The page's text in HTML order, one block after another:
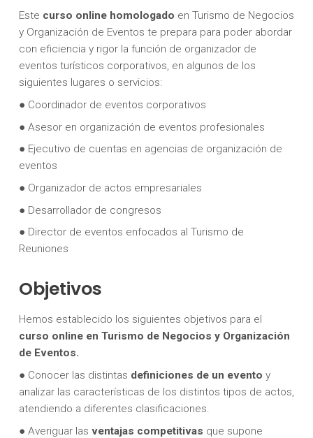
Este curso online homologado en Turismo de Negocios
y Organización de Eventos te prepara para poder abordar
con eficiencia y rigor la función de organizador de
eventos turísticos corporativos, en algunos de los
siguientes lugares o servicios:
● Coordinador de eventos corporativos
● Asesor en organización de eventos profesionales
● Ejecutivo de cuentas en agencias de organización de
eventos
● Organizador de actos empresariales
● Desarrollador de congresos
● Director de eventos enfocados al Turismo de
Reuniones
Objetivos
Hemos establecido los siguientes objetivos para el
curso online en Turismo de Negocios y Organización
de Eventos.
● Conocer las distintas definiciones de un evento y
analizar las características de los distintos tipos de actos,
atendiendo a diferentes clasificaciones.
● Averiguar las ventajas competitivas que supone